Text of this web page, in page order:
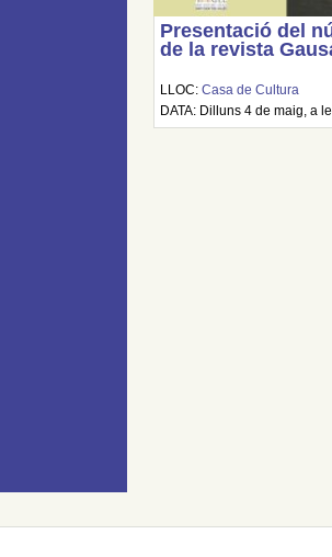
Presentació del
de la revista
LLOC: Casa de Cultura
DATA: Dilluns 4 de maig, a